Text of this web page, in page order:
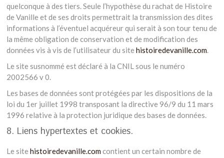
quelconque à des tiers. Seule l’hypothèse du rachat de Histoire
de Vanille et de ses droits permettrait la transmission des dites
informations à l’éventuel acquéreur qui serait à son tour tenu de
la même obligation de conservation et de modification des
données vis à vis de l’utilisateur du sitehistoiredevanille.com.
Le site susnommé est déclaré à la CNIL sous le numéro
2002566 v 0.
Les bases de données sont protégées par les dispositions de la
loi du 1er juillet 1998 transposant la directive 96/9 du 11 mars
1996 relative à la protection juridique des bases de données.
8. Liens hypertextes et cookies.
Le sitehistoiredevanille.com contient un certain nombre de